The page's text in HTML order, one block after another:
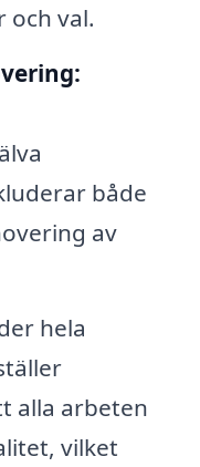
och val.
både
av
hela
alla arbeten
vilket